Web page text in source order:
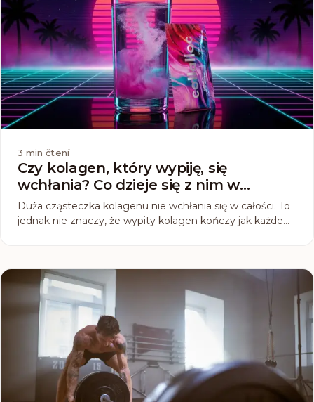
3 min čtení
Czy kolagen, który wypiję, się
wchłania? Co dzieje się z nim w
organizmie
Duża cząsteczka kolagenu nie wchłania się w całości. To
jednak nie znaczy, że wypity kolagen kończy jak każde